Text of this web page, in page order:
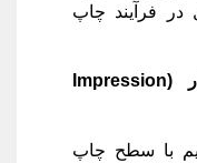
در فرآیند چاپ
(Impression
با سطح چاپ